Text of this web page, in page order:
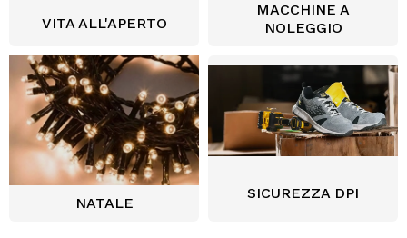
VITA ALL'APERTO
MACCHINE A
NOLEGGIO
NATALE
SICUREZZA DPI